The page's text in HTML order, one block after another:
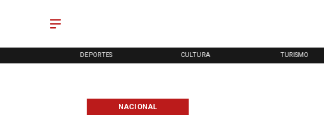
DEPORTES CULTURA TURISMO
NACIONAL